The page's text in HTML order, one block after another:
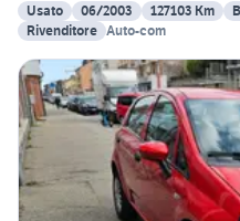
Usato
06/2003 127103 Km
Rivenditore Auto-com